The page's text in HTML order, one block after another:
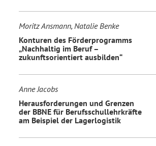
Moritz Ansmann, Natalie Benke
Konturen des Förderprogramms
„Nachhaltig im Beruf –
zukunftsorientiert ausbilden“
Anne Jacobs
Herausforderungen und Grenzen
der BBNE für Berufsschullehrkräfte
am Beispiel der Lagerlogistik